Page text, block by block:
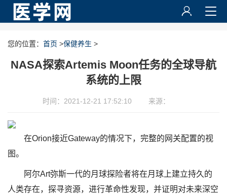
您的位置： 首页 >保健养生 >
NASA探索Artemis Moon任务的全球导航
系统的上限
时间：2021-12-21 17:52:10 来源：
在Orion接近Gateway的情况下，完整的网关配置的视
图。
阿尔Art弥斯一代的月球探险者将在月球上建立持久的
人类存在，探寻资源，进行革命性发现，并证明对未来深空